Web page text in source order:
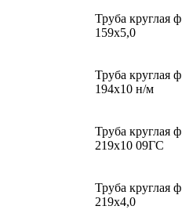
Труба круглая ф
159х5,0
Труба круглая ф
194х10 н/м
Труба круглая ф
219х10 09ГС
Труба круглая ф
219х4,0